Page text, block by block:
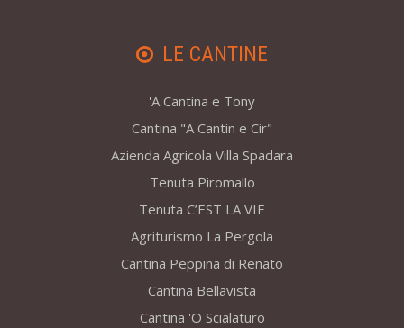
LE CANTINE
'A Cantina e Tony
Cantina "A Cantin e Cir"
Azienda Agricola Villa Spadara
Tenuta Piromallo
Tenuta C’EST LA VIE
Agriturismo La Pergola
Cantina Peppina di Renato
Cantina Bellavista
Cantina 'O Scialaturo